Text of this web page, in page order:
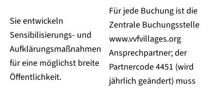
Sie entwickeln
Sensibilisierungs- und
Aufklärungsmaßnahmen
für eine möglichst breite
Öffentlichkeit.
Für jede Buchung ist die
Zentrale Buchungsstelle
www.vvfvillages.org
Ansprechpartner; der
Partnercode 4451 (wird
jährlich geändert) muss